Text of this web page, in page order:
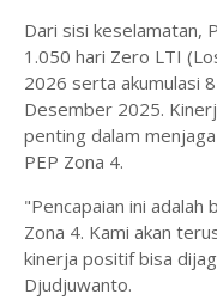
Dari sisi keselamatan,
1.050 hari Zero LTI
2026 serta akumulasi
Desember 2025.
penting dalam
PEP Zona 4.
"Pencapaian ini adalah
Zona 4. Kami akan
kinerja positif bisa
Djudjuwanto.